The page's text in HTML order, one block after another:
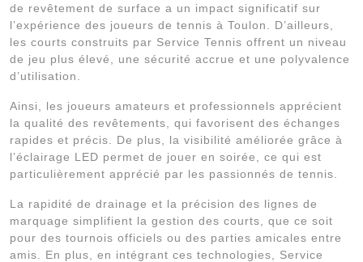
de revêtement de surface a un impact significatif sur
l’expérience des joueurs de tennis à Toulon. D’ailleurs,
les courts construits par Service Tennis offrent un niveau
de jeu plus élevé, une sécurité accrue et une polyvalence
d’utilisation.
Ainsi, les joueurs amateurs et professionnels apprécient
la qualité des revêtements, qui favorisent des échanges
rapides et précis. De plus, la visibilité améliorée grâce à
l’éclairage LED permet de jouer en soirée, ce qui est
particulièrement apprécié par les passionnés de tennis.
La rapidité de drainage et la précision des lignes de
marquage simplifient la gestion des courts, que ce soit
pour des tournois officiels ou des parties amicales entre
amis. En plus, en intégrant ces technologies, Service